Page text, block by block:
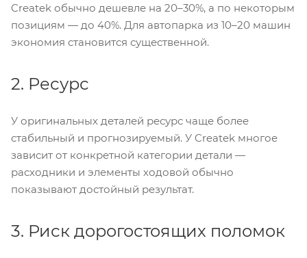
Createk обычно дешевле на 20–30%, а по некоторым
позициям — до 40%. Для автопарка из 10–20 машин
экономия становится существенной.
2. Ресурс
У оригинальных деталей ресурс чаще более
стабильный и прогнозируемый. У Createk многое
зависит от конкретной категории детали —
расходники и элементы ходовой обычно
показывают достойный результат.
3. Риск дорогостоящих поломок